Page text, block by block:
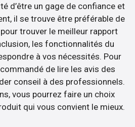
d’être un gage de confiance et
il se trouve être préférable de
trouver le meilleur rapport
les fonctionnalités du
à vos nécessités. Pour
de lire les avis des
conseil à des professionnels.
vous pourrez faire un choix
qui vous convient le mieux.